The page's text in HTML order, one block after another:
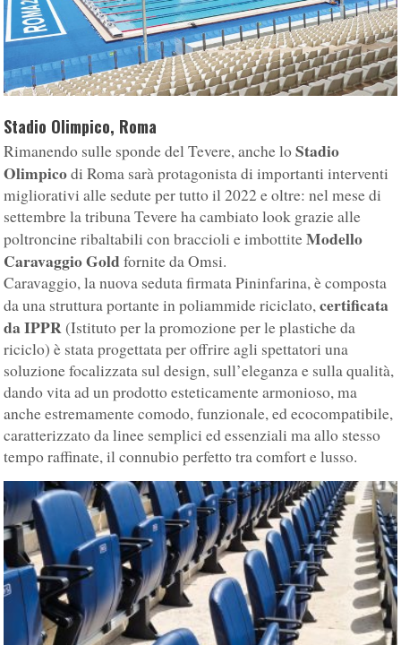
Stadio Olimpico, Roma
Rimanendo sulle sponde del Tevere, anche loStadio
Olimpicodi Roma sarà protagonista di importanti interventi
migliorativi alle sedute per tutto il 2022 e oltre: nel mese di
settembre la tribuna Tevere ha cambiato look grazie alle
poltroncine ribaltabili con braccioli e imbottiteModello
Caravaggio Goldfornite da Omsi.
Caravaggio, la nuova seduta firmata Pininfarina, è composta
da una struttura portante in poliammide riciclato,certificata
da IPPR(Istituto per la promozione per le plastiche da
riciclo) è stata progettata per offrire agli spettatori una
soluzione focalizzata sul design, sull’eleganza e sulla qualità,
dando vita ad un prodotto esteticamente armonioso, ma
anche estremamente comodo, funzionale, ed ecocompatibile,
caratterizzato da linee semplici ed essenziali ma allo stesso
tempo raffinate, il connubio perfetto tra comfort e lusso.